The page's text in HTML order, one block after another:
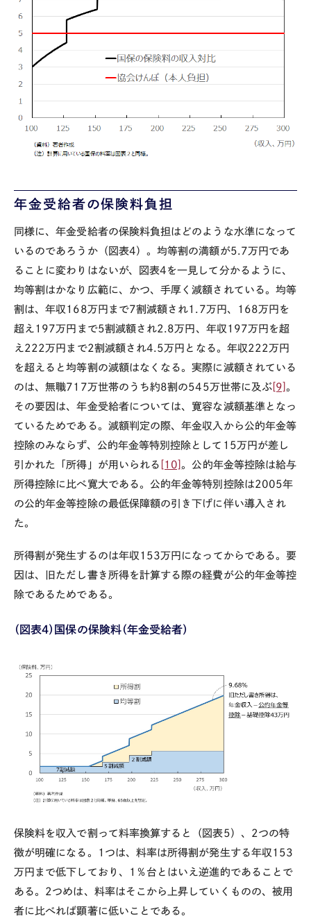
年金受給者の保険料負担
同様に、年金受給者の保険料負担はどのような水準になって
いるのであろうか（図表4 ）。均等割の満額が5.7万円であ
ることに変わりはないが、図表4 を一見して分かるように、
均等割はかなり広範に、かつ、手厚く減額されている。均等
割は、年収 168万円まで7割減額され1.7万円、 168万円を
超え 197万円まで5割減額され2.8万円、年収 197万円を超
え222万円まで2割減額され4.5万円となる。年収222万円
を超えると均等割の減額はなくなる。実際に減額されている
のは、無職717万世帯のうち約8割の545万世帯に及ぶ [9]。
その要因は、年金受給者については、寛容な減額基準となっ
ているためである。減額判定の際、年金収入から公的年金等
控除のみならず、公的年金等特別控除として 15万円が差し
引かれた「所得」が用いられる [10]。公的年金等控除は給与
所得控除に比べ寛大である。公的年金等特別控除は2005年
の公的年金等控除の最低保障額の引き下げに伴い導入され
た。
所得割が発生するのは年収 153万円になってからである。要
因は、旧ただし書き所得を計算する際の経費が公的年金等控
除であるためである。
（図表４）国保の保険料（年金受給者）
保険料を収入で割って料率換算すると（図表5 ）、 2 つの特
徴が明確になる。
1 つは、料率は所得割が発生する年収 153
万円まで低下しており、
1 ％台とはいえ逆進的であることで
ある。 2 つめは、料率はそこから上昇していくものの、被用
者に比べれば顕著に低いことである。